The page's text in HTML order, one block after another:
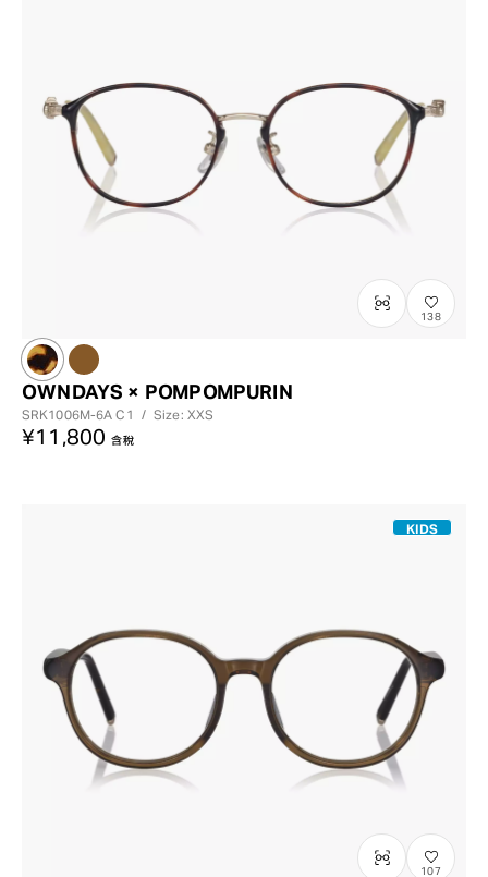
138
OWNDAYS × POMPOMPURIN
SRK1006M-6AC1 / Size: XXS
¥11,800 含稅
KIDS
107